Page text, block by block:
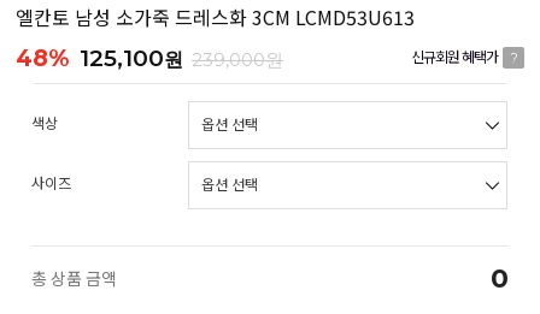
엘칸토 남성 소가죽 드레스화 3CM LCMD53U613
48% 125,100원 239,000원 신규회원 혜택가 ?
색상
사이즈
총 상품 금액 0